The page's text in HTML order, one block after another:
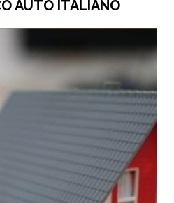
AUTO ITALIANO